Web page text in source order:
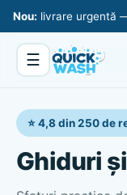
Nou: livrare urgentă
☰
⭐ 4,8 din 250 de
Ghiduri și